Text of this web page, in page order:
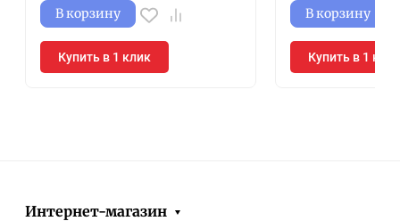
В корзину
Купить в 1 клик
В корзину
Купить в 1 клик
Интернет-магазин